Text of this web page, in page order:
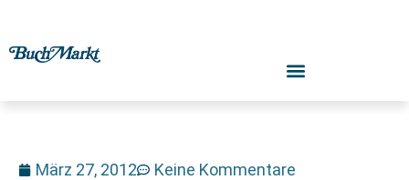
März 27, 2012 Keine Kommentare